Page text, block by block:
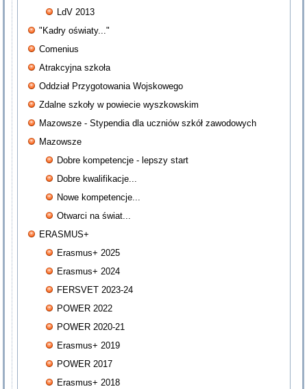
LdV 2013
"Kadry oświaty..."
Comenius
Atrakcyjna szkoła
Oddział Przygotowania Wojskowego
Zdalne szkoły w powiecie wyszkowskim
Mazowsze - Stypendia dla uczniów szkół zawodowych
Mazowsze
Dobre kompetencje - lepszy start
Dobre kwalifikacje...
Nowe kompetencje...
Otwarci na świat...
ERASMUS+
Erasmus+ 2025
Erasmus+ 2024
FERSVET 2023-24
POWER 2022
POWER 2020-21
Erasmus+ 2019
POWER 2017
Erasmus+ 2018